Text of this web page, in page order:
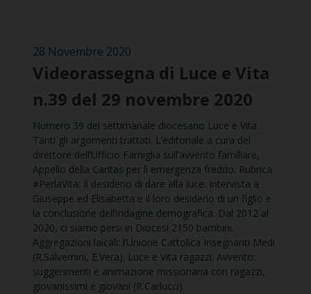
28 Novembre 2020
Videorassegna di Luce e Vita
n.39 del 29 novembre 2020
Numero 39 del settimanale diocesano Luce e Vita.
Tanti gli argomenti trattati. L’editoriale a cura del
direttore dell’Ufficio Famiglia sull’avvento familiare,
Appello della Caritas per lì emergenza freddo. Rubrica
#PerlaVita: Il desiderio di dare alla luce. Intervista a
Giuseppe ed Elisabetta e il loro desiderio di un figlio e
la conclusione dell’indagine demografica. Dal 2012 al
2020, ci siamo persi in Diocesi 2150 bambini.
Aggregazioni laicali: l’Unione Cattolica Insegnanti Medi
(R.Salvemini, E.Vera). Luce e Vita ragazzi. Avvento:
suggerimenti e animazione missionaria con ragazzi,
giovanissimi e giovani (R.Carlucci)